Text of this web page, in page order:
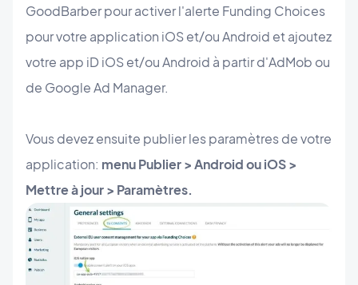
GoodBarber pour activer l'alerte Funding Choices
pour votre application iOS et/ou Android et ajoutez
votre app iD iOS et/ou Android à partir d'AdMob ou
de Google Ad Manager.
Vous devez ensuite publier les paramètres de votre
application: menu Publier > Android ou iOS >
Mettre à jour > Paramètres.